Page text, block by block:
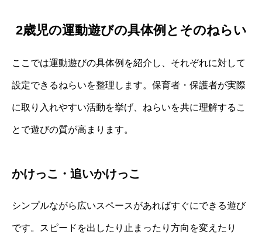
2歳児の運動遊びの具体例とそのねらい
ここでは運動遊びの具体例を紹介し、それぞれに対して
設定できるねらいを整理します。保育者・保護者が実際
に取り入れやすい活動を挙げ、ねらいを共に理解するこ
とで遊びの質が高まります。
かけっこ・追いかけっこ
シンプルながら広いスペースがあればすぐにできる遊び
です。スピードを出したり止まったり方向を変えたり